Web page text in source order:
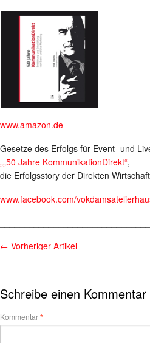
www.amazon.de
Gesetze des Erfolgs für Event- und
„„50 Jahre KommunikationDirekt“,
die Erfolgsstory der Direkten
www.facebook.com/
← Vorheriger Artikel
Schreibe einen Kommentar
Kommentar*